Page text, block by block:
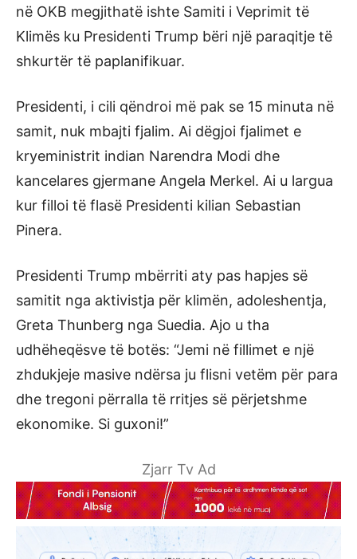
në OKB megjithatë ishte Samiti i Veprimit të
Klimës ku Presidenti Trump bëri një paraqitje të
shkurtër të paplanifikuar.
Presidenti, i cili qëndroi më pak se 15 minuta në
samit, nuk mbajti fjalim. Ai dëgjoi fjalimet e
kryeministrit indian Narendra Modi dhe
kancelares gjermane Angela Merkel. Ai u largua
kur filloi të flasë Presidenti kilian Sebastian
Pinera.
Presidenti Trump mbërriti aty pas hapjes së
samitit nga aktivistja për klimën, adoleshentja,
Greta Thunberg nga Suedia. Ajo u tha
udhëheqësve të botës: “Jemi në fillimet e një
zhdukjeje masive ndërsa ju flisni vetëm për para
dhe tregoni përralla të rritjes së përjetshme
ekonomike. Si guxoni!”
Zjarr Tv Ad